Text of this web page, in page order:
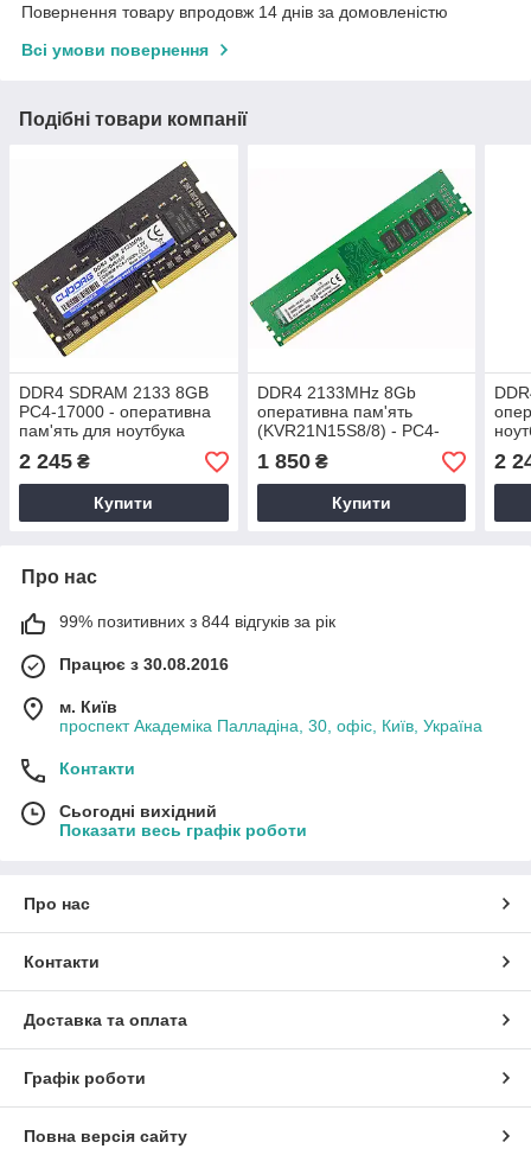
Повернення товару впродовж 14 днів за домовленістю
Всі умови повернення
Подібні товари компанії
DDR4 SDRAM 2133 8GB
PC4-17000 - оперативна
пам'ять для ноутбука
CYBORG CYB21D4S15/8
(776670)
2 245 ₴
Купити
DDR4 2133MHz 8Gb
оперативна пам'ять
(KVR21N15S8/8) - PC4-
МГц
1 850₴
Купити
2
Про нас
99% позитивних з 844 відгуків за рік
Працює з 30.08.2016
м. Київ
проспект Академіка Палладіна, 30, офіс, Київ, Україна
Контакти
Сьогодні вихідний
Показати весь графік роботи
Про нас
Контакти
Доставка та оплата
Графік роботи
Повна версія сайту